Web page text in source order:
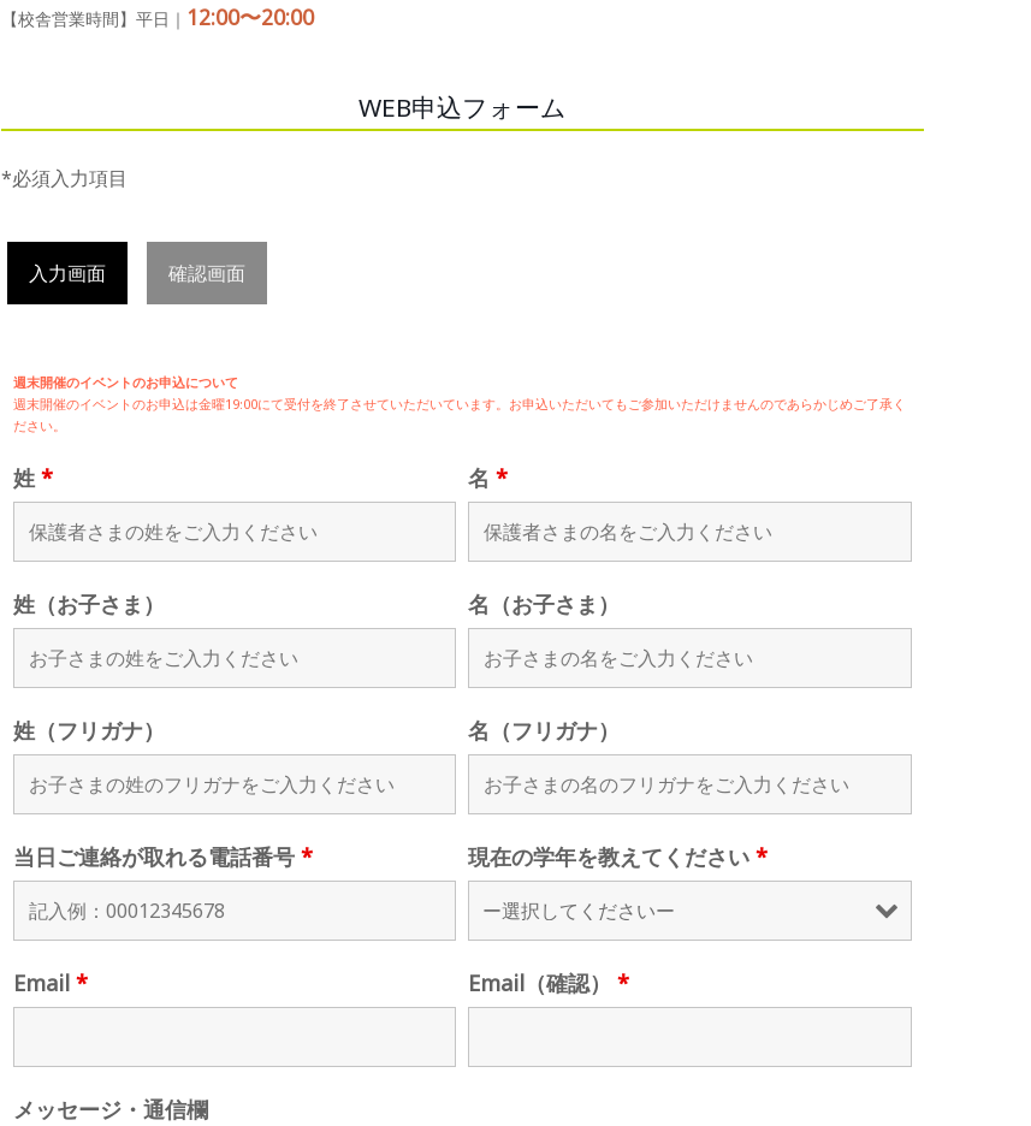
【校舎営業時間】平日｜ 12:00〜20:00
WEB申込フォーム
*必須入力項目
入力画面 確認画面
週末開催のイベントのお申込について
週末開催のイベントのお申込は金曜19:00にて受付を終了させていただいています。お申込いただいてもご参加いただけませんのであらかじめご了承く
ださい。
姓 * 名*
姓（お子さま） 名（お子さま）
姓（フリガナ） 名（フリガナ）
当日ご連絡が取れる電話番号 * 現在の学年を教えてください*
Email * Email（確認）*
メッセージ・通信欄